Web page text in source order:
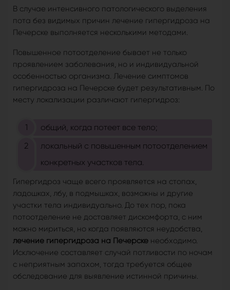
В случае интенсивного патологического выделения
пота без видимых причин лечение гипергидроза на
Печерске выполняется несколькими методами.
Повышенное потоотделение бывает не только
проявлением заболевания, но и индивидуальной
особенностью организма. Лечение симптомов
гипергидроза на Печерске будет результативным. По
месту локализации различают гипергидроз:
общий, когда потеет все тело;
локальный с повышенным потоотделением
конкретных участков тела.
Гипергидроз чаще всего проявляется на стопах,
ладошках, лбу, в подмышках, возможны и другие
участки тела индивидуально. До тех пор, пока
потоотделение не доставляет дискомфорта, с ним
можно мириться, но когда появляются неудобства,
лечение гипергидроза на Печерске необходимо.
Исключение составляет случай потливости по ночам
с неприятным запахом, тогда требуется общее
обследование для выявление истинной причины.